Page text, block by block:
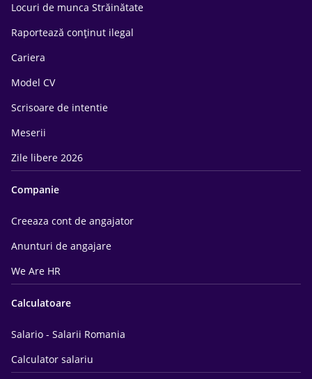
Locuri de munca Străinătate
Raportează conținut ilegal
Cariera
Model CV
Scrisoare de intentie
Meserii
Zile libere 2026
Companie
Creeaza cont de angajator
Anunturi de angajare
We Are HR
Calculatoare
Salario - Salarii Romania
Calculator salariu